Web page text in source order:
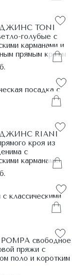
TONI
голубые с
карманами и
прямым кроем
посадка с
RIANI
кроя из
с
карманами
свободное
пряжи с
поло и коротким